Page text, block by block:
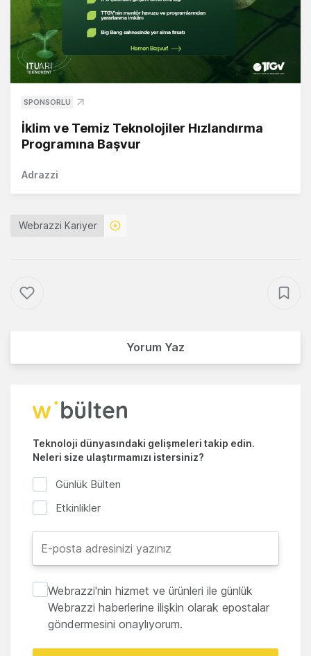
SPONSORLU
İklim ve Temiz Teknolojiler Hızlandırma
Programına Başvur
Adrazzi
Webrazzi Kariyer
Yorum Yaz
Teknoloji dünyasındaki gelişmeleri takip edin.
Neleri size ulaştırmamızı istersiniz?
Günlük Bülten
Etkinlikler
Webrazzi'nin hizmet ve ürünleri ile günlük
Webrazzi haberlerine ilişkin olarak epostalar
göndermesini onaylıyorum.